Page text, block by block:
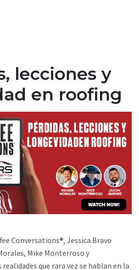
lecciones y
en roofing
Conversations®, Jessica Bravo
Mike Monterroso y
que rara vez se hablan en la